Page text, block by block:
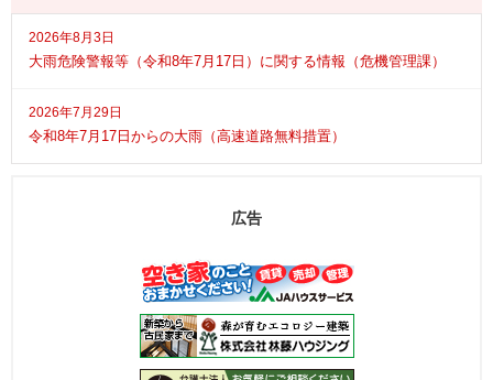
2026年8月3日
大雨危険警報等（令和8年7月17日）に関する情報（危機管理課）
2026年7月29日
令和8年7月17日からの大雨（高速道路無料措置）
広告